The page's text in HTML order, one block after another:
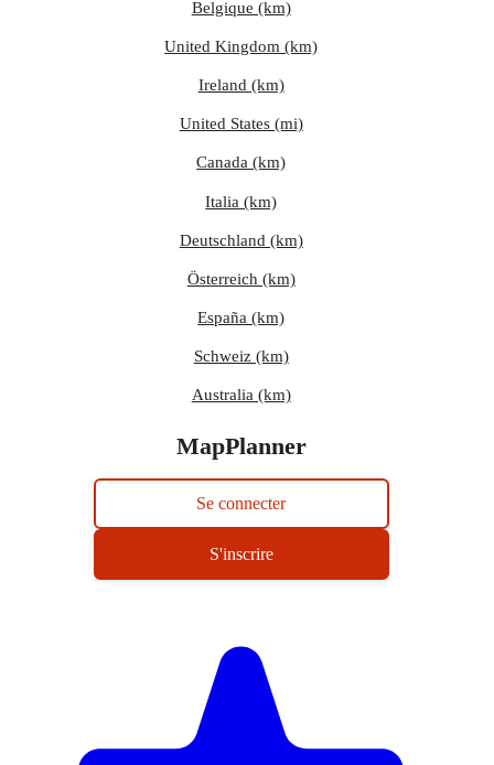
Belgique (km)
United Kingdom (km)
Ireland (km)
United States (mi)
Canada (km)
Italia (km)
Deutschland (km)
Österreich (km)
España (km)
Schweiz (km)
Australia (km)
MapPlanner
Se connecter
S'inscrire